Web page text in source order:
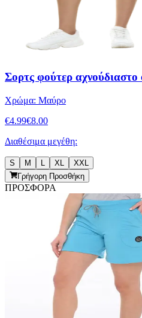
Σορτς φούτερ
Χρώμα: Μαύρο
€4.99€8.00
Διαθέσιμα μεγέθη:
S M L XL
XXL
Γρήγορη Προσθήκη
ΠΡΟΣΦΟΡΑ